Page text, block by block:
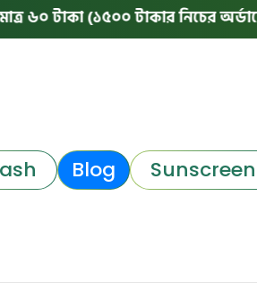
৬০ টাকা (১৫০০ টাকার নিচের অর্ডারে)
Blog Sunscreen